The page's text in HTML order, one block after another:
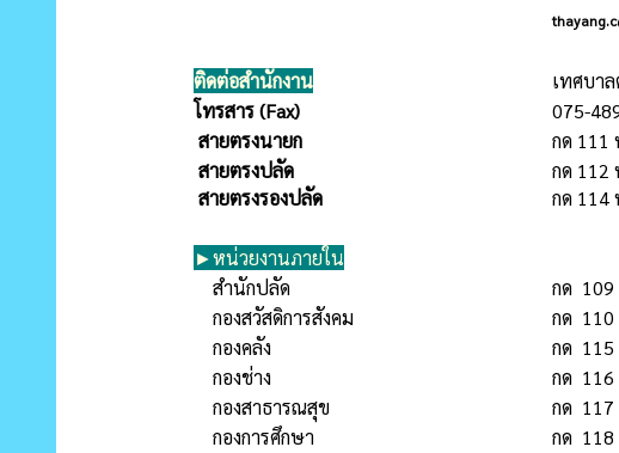
ติดต่อสำนักงาน
เทศบา
โทรสาร (Fax)
075-
สายตรงนายก
กด 111
สายตรงปลัด
กด 112
สายตรงรองปลัด
กด 114
►หน่วยงานภายใน
สำนักปลัด
กด 109
กองสวัสดิการสังคม
กด 110
กองคลัง
กด 115
กองช่าง
กด 116
กองสาธารณสุข
กด 117
กองการศึกษา
กด 118